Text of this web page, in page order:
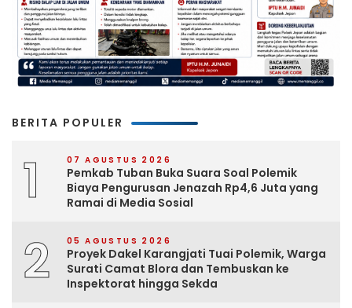
BERITA POPULER
1 07 AGUSTUS 2026
Pemkab Tuban Buka Suara Soal Polemik
Biaya Pengurusan Jenazah Rp4,6 Juta yang
Ramai di Media Sosial
2 05 AGUSTUS 2026
Proyek Dakel Karangjati Tuai Polemik, Warga
Surati Camat Blora dan Tembuskan ke
Inspektorat hingga Sekda